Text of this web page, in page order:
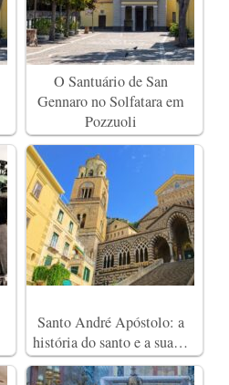
O Santuário de San
Gennaro no Solfatara em
Pozzuoli
Santo André Apóstolo: a
história do santo e a sua…